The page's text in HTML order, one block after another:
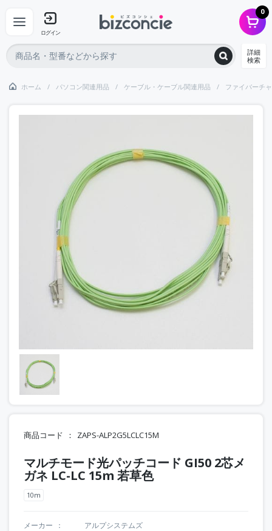
ログイン
0
詳細
検索
ホーム パソコン関連用品 ケーブル・ケーブル関連用品 ファイバーチ
商品コード ZAPS-ALP2G5LCLC15M
マルチモード光パッチコード GI50 2芯メ
ガネ LC-LC 15m 若草色
10m
メーカー
アルプシステムズ